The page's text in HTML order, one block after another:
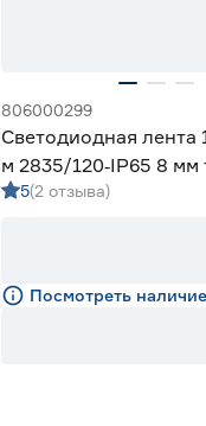
806000299
Светодиодная лента
м 2835/120‑IP65 8
Geniled
5(2 отзыва)
Посмотреть наличие